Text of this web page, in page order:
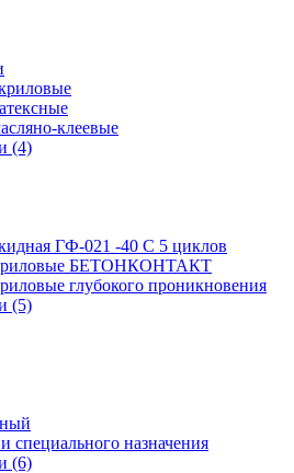
клеевые
(4)
ГФ-021 -40 С 5 циклов
БЕТОНКОНТАКТ
глубокого проникновения
(5)
специального назначения
(6)